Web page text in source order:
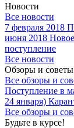
Новости
Все новости
7 февраля 2018
июня 2018
поступление
Все новости
Обзоры и советы
Все обзоры и
Поступление в
24 января)
Все обзоры и
Будьте в курсе!